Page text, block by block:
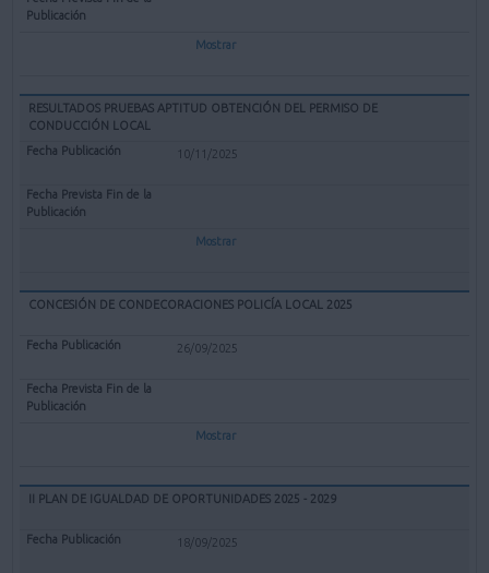
Mostrar
RESULTADOS PRUEBAS APTITUD OBTENCIÓN DEL PERMISO DE
CONDUCCIÓN LOCAL
10/11/2025
Mostrar
CONCESIÓN DE CONDECORACIONES POLICÍA LOCAL 2025
26/09/2025
Mostrar
II PLAN DE IGUALDAD DE OPORTUNIDADES 2025 - 2029
18/09/2025